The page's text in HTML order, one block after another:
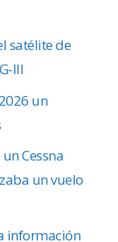
satélite de
III
un
Cessna
un vuelo
información